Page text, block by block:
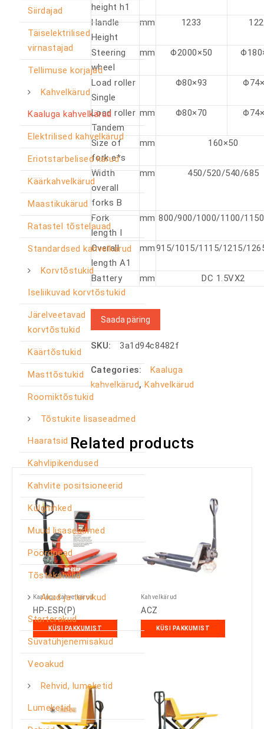
Siirdajad
Täiselektrilised
virnastajad
Tellimuse korjajad
Kahvelkärud
Kaaluga kahvelkärud
Elektrilised kahvelkärud
Eriotstarbelised kärud
Käärkahvelkärud
Maastikukärud
Ratastel tõstelauad
Standardsed kahvelkärud
Korvtõstukid
Iseliikuvad korvtõstukid
Järelveetavad
korvtõstukid
Käärtõstukid
Masttõstukid
Roomiktõstukid
Tõstukite lisaseadmed
Haaratsid
Kahvlipikendused
Kahvlite positsioneerid
Külgnihked
Muud lisaseadmed
Pöördpead
Tõstekahvlid
Akud ja tarvikud
Starterakud
Süvatühjenemisakud
Veoakud
Rehvid, lumeketid
Lumeketid
height h1
Handle
Height
mm 1233
Steering
wheel
mm Φ2000×50
Load roller
Single
Φ80×93
Load roller
Tandem
mm Φ80×70
Size of
fork e*s
mm 160×50
Width
overall
forks B
mm 450/520/540/685
Fork
length I
mm 800/900/1000/1100/
Overall
length A1
mm915/1015/1115/1215/
Battery mm DC 1.5VX2
Saada päring
SKU: 3a1d94c8482f
Categories:
Kaaluga
kahvelkärud,Kahvelkärud
Related products
Kaaluga kahvelkärud
HP-ESR(P)
KÜSI PAKKUMIST
Kahvelkärud
ACZ
KÜSI PAKKUMIST